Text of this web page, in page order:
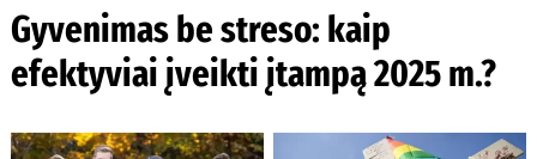
Gyvenimas be streso: kaip
efektyviai įveikti įtampą 2025 m.?